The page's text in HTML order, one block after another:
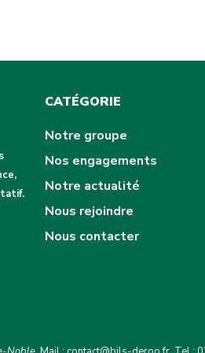
CATÉGORIE
Notre groupe
Nos engagements
Notre actualité
Nous rejoindre
Nous contacter